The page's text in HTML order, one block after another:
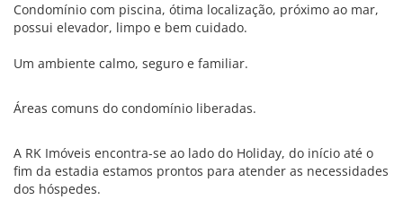
Condomínio com piscina, ótima localização, próximo ao mar,
possui elevador, limpo e bem cuidado.
Um ambiente calmo, seguro e familiar.
Áreas comuns do condomínio liberadas.
A RK Imóveis encontra-se ao lado do Holiday, do início até o
fim da estadia estamos prontos para atender as necessidades
dos hóspedes.